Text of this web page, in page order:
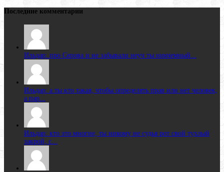
Последние комментарии
Ильдар: про Серова и не забывали неуч ты никчемный...
Ильдар: а ты кто такая, чтобы определять прав или нет человек,
а пар...
Ильдар: кто это многие, ты никому не судья рот свой тухлый
закрой, с...